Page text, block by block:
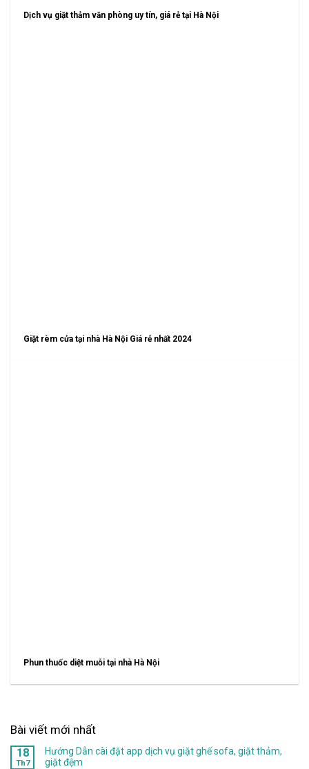
Dịch vụ giặt thảm văn phòng uy tín, giá rẻ tại Hà Nội
Giặt rèm cửa tại nhà Hà Nội Giá rẻ nhất 2024
Phun thuốc diệt muỗi tại nhà Hà Nội
Bài viết mới nhất
18
Th7
Hướng Dẫn cài đặt app dịch vụ giặt ghế sofa, giặt thảm,
giặt đệm